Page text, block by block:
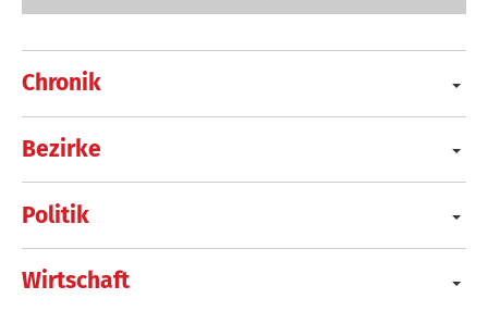
Chronik
Bezirke
Politik
Wirtschaft